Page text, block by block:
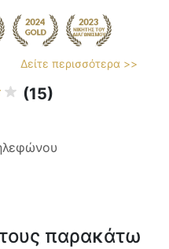
Δείτε περισσότερα >>
(15)
παρακάτω